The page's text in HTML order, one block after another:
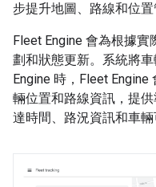
步提升地圖、路線和位置
Fleet Engine 會為根據
劃和狀態更新。系統將
Engine 時，Fleet
輛位置和路線資訊，提
達時間、路況資訊和車輛